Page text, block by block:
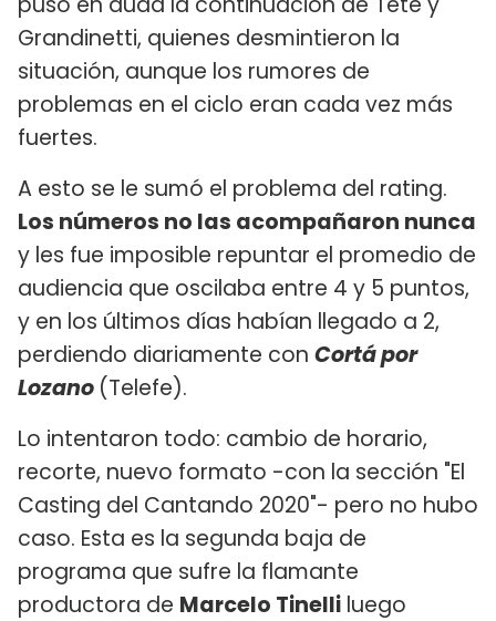
Grandinetti, quienes desmintieron la
situación, aunque los rumores de
problemas en el ciclo eran cada vez más
fuertes.
A esto se le sumó el problema del rating.
Los números no las acompañaron nunca
y les fue imposible repuntar el promedio de
audiencia que oscilaba entre 4 y 5 puntos,
y en los últimos días habían llegado a 2,
perdiendo diariamente con Cortá por
Lozano (Telefe).
Lo intentaron todo: cambio de horario,
recorte, nuevo formato -con la sección "El
Casting del Cantando 2020"- pero no hubo
caso. Esta es la segunda baja de
programa que sufre la flamante
productora de Marcelo Tinelli luego